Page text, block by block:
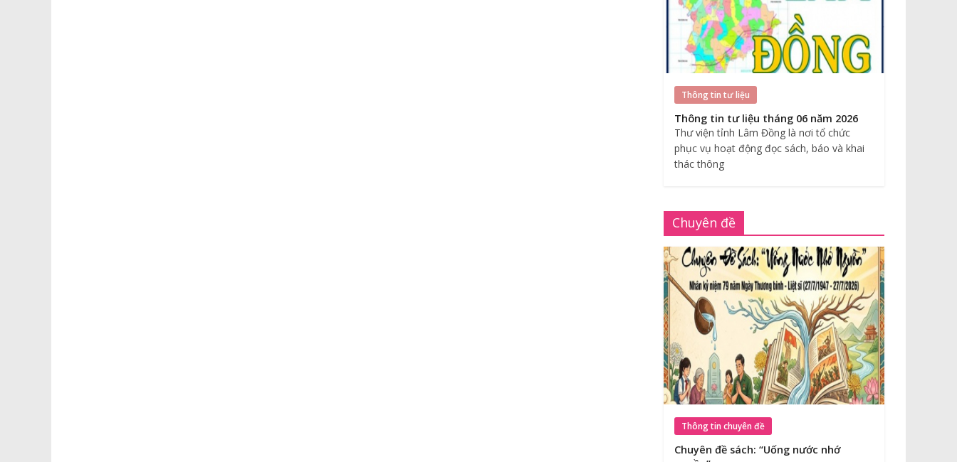
Thông tin tư liệu
Thông tin tư liệu tháng 06 năm 2026
Thư viện tỉnh Lâm Đồng là nơi tổ chức
phục vụ hoạt động đọc sách, báo và khai
thác thông
Chuyên đề
Thông tin chuyên đề
Chuyên đề sách: “Uống nước nhớ